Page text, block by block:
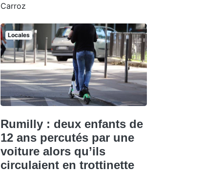
Carroz
Locales
Rumilly : deux enfants de
12 ans percutés par une
voiture alors qu’ils
circulaient en trottinette